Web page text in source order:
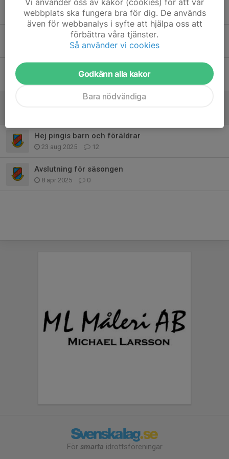
Ny tävling 30 november- nya möjligheter
2 nov 2025 5
1 nov 2025 0
Tävling 2 november för ALLA.
Tävling i Halmstad arena 11 okt
Hej pingis barn och föräldrar
23 aug 2025 12
Avslutning för säsongen
8 apr 2025 0
För smarta idrottsföreningar
webbplats ska fungera bra för dig. De används
även för webbanalys i syfte att hjälpa oss att
förbättra våra tjänster.
Så använder vi cookies
Godkänn alla kakor
Bara nödvändiga